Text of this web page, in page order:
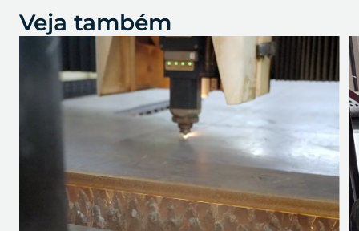
Veja também